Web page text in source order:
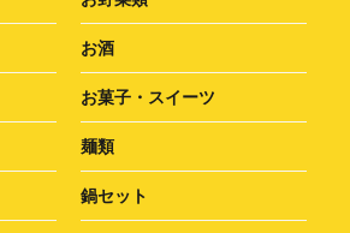
お酒
お菓子・スイーツ
麺類
鍋セット